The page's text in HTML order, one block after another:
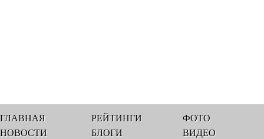
ГЛАВНАЯ
НОВОСТИ
РЕЙТИНГИ
БЛОГИ
ФОТО
ВИДЕО